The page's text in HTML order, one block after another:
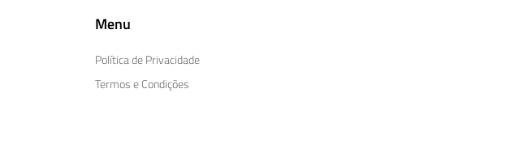
Menu
Política de Privacidade
Termos e Condições